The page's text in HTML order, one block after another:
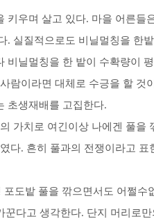
키우며 살고 있다. 마을 어른들
실질적으로도 비닐멀칭을 한
닐멀칭을 한 밭이 수확량이
람이라면 대체로 수긍을 할 것
초생재배를 고집한다.
가치로 여긴이상 나에겐 풀을
다. 흔히 풀과의 전쟁이라고
도밭 풀을 깎으면서도 어쩔수
다고 생각한다. 단지 머리로만